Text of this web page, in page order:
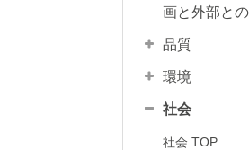
画と外部と
品質
環境
社会
社会 TOP